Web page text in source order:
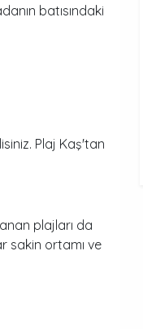
batısındaki
Plaj Kaş'tan
plajları da
sakin ortamı ve